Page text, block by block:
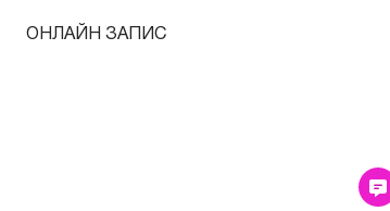
ОНЛАЙН ЗАПИС